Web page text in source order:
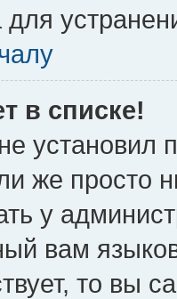
для
в списке!
установил
же просто
у
вам
то вы